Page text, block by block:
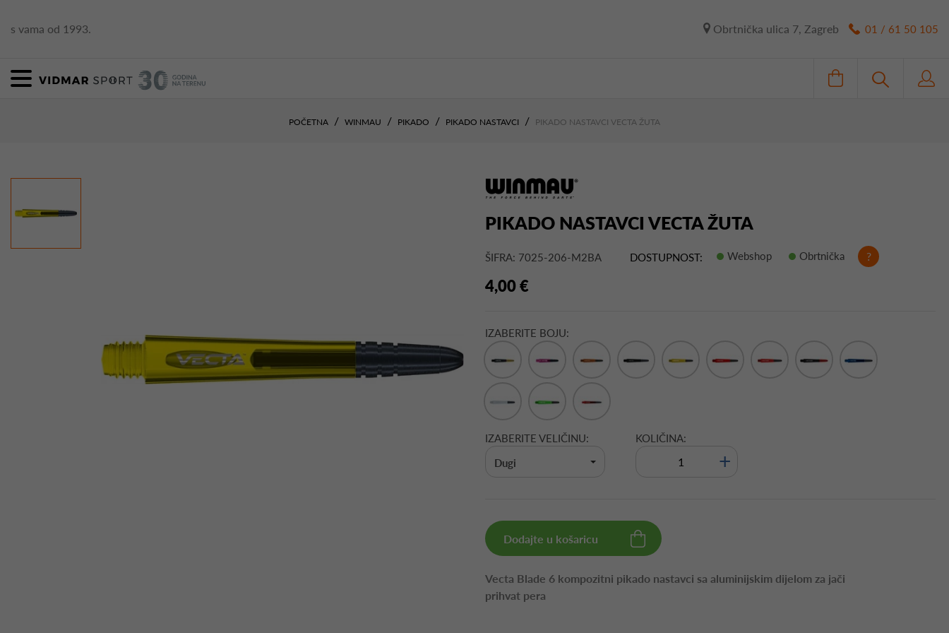
s vama od 1993. Obrtnička ulica 7, Zagreb 01 / 61 50 105
POČETNA WINMAU PIKADO PIKADO NASTAVCI PIKADO NASTAVCI VECTA ŽUTA
PIKADO NASTAVCI VECTA ŽUTA
ŠIFRA: 7025-206-M2BA DOSTUPNOST: Webshop Obrtnička ?
4,00 €
IZABERITE BOJU:
IZABERITE VELIČINU:
Dugi
KOLIČINA:
+
Dodajte u košaricu
Vecta Blade 6 kompozitni pikado nastavci sa aluminijskim dijelom za jači
prihvat pera